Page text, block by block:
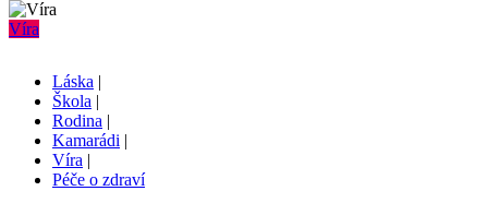
Víra
Láska |
Škola |
Rodina |
Kamarádi |
Víra |
Péče o zdraví